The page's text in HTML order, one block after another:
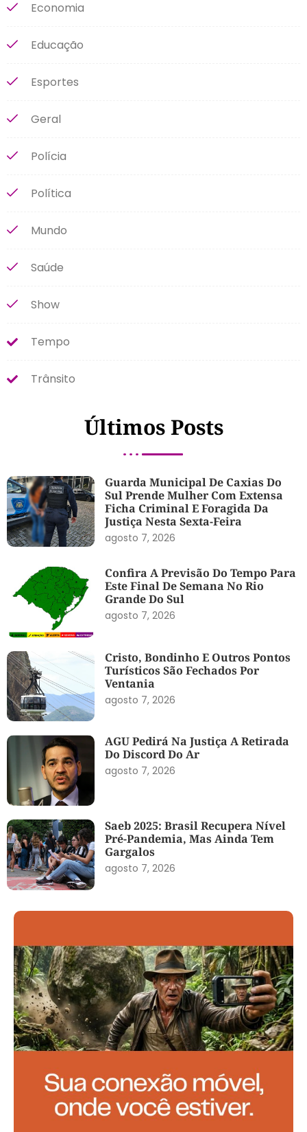
Economia
Educação
Esportes
Geral
Polícia
Política
Mundo
Saúde
Show
Tempo
Trânsito
Últimos Posts
Guarda Municipal De Caxias Do
Sul Prende Mulher Com Extensa
Ficha Criminal E Foragida Da
Justiça Nesta Sexta-Feira
agosto 7, 2026
Confira A Previsão Do Tempo Para
Este Final De Semana No Rio
Grande Do Sul
agosto 7, 2026
Cristo, Bondinho E Outros Pontos
Turísticos São Fechados Por
Ventania
agosto 7, 2026
AGU Pedirá Na Justiça A Retirada
Do Discord Do Ar
agosto 7, 2026
Saeb 2025: Brasil Recupera Nível
Pré-Pandemia, Mas Ainda Tem
Gargalos
agosto 7, 2026